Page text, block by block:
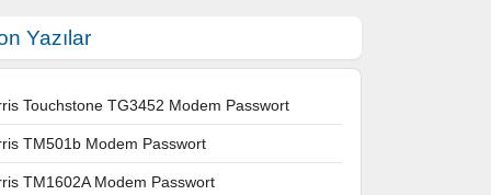
Yazılar
Touchstone TG3452 Modem Passwort
TM501b Modem Passwort
TM1602A Modem Passwort